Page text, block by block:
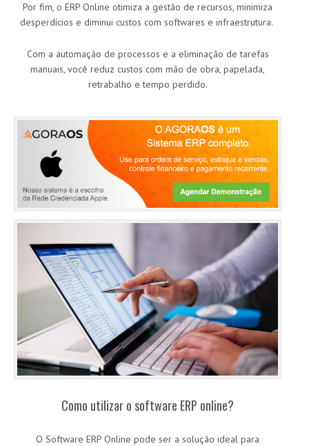
Por fim, o ERP Online otimiza a gestão de recursos, minimiza
desperdícios e diminui custos com softwares e infraestrutura.
Com a automação de processos e a eliminação de tarefas
manuais, você reduz custos com mão de obra, papelada,
retrabalho e tempo perdido.
Como utilizar o software ERP online?
O Software ERP Online pode ser a solução ideal para